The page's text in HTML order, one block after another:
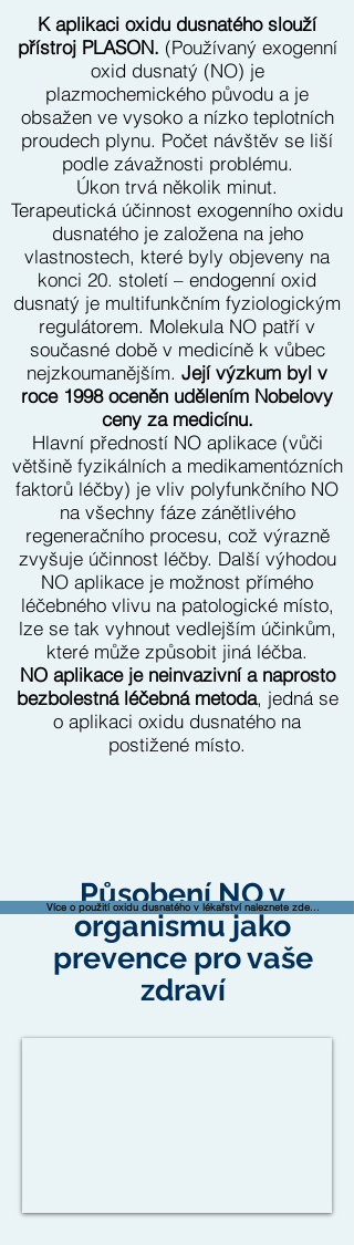
K aplikaci oxidu dusnatého slouží
přístroj PLASON. (Používaný exogenní
oxid dusnatý (NO) je
plazmochemického původu a je
obsažen ve vysoko a nízko teplotních
proudech plynu. Počet návštěv se liší
podle závažnosti problému.
Úkon trvá několik minut.
Terapeutická účinnost exogenního oxidu
dusnatého je založena na jeho
vlastnostech, které byly objeveny na
konci 20. století – endogenní oxid
dusnatý je multifunkčním fyziologickým
regulátorem. Molekula NO patří v
současné době v medicíně k vůbec
nejzkoumanějším. Její výzkum byl v
roce 1998 oceněn udělením Nobelovy
ceny za medicínu.
Hlavní předností NO aplikace (vůči
většině fyzikálních a medikamentózních
faktorů léčby) je vliv polyfunkčního NO
na všechny fáze zánětlivého
regeneračního procesu, což výrazně
zvyšuje účinnost léčby. Další výhodou
NO aplikace je možnost přímého
léčebného vlivu na patologické místo,
lze se tak vyhnout vedlejším účinkům,
které může způsobit jiná léčba.
NO aplikace je neinvazivní a naprosto
bezbolestná léčebná metoda, jedná se
o aplikaci oxidu dusnatého na
postižené místo.
Působení NO v
organismu jako
prevence pro vaše
zdraví
Více o použití oxidu dusnatého v lékařství naleznete zde...